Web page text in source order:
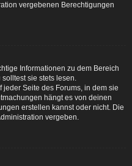
vergebenen Berechtigungen
Informationen zu dem Bereich
sie stets lesen.
Seite des Forums, in dem sie
hängt es von deinen
erstellen kannst oder nicht. Die
vergeben.